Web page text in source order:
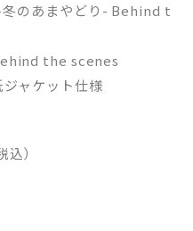
のあまやどり- Behind t
the scenes
ャケット仕様
）